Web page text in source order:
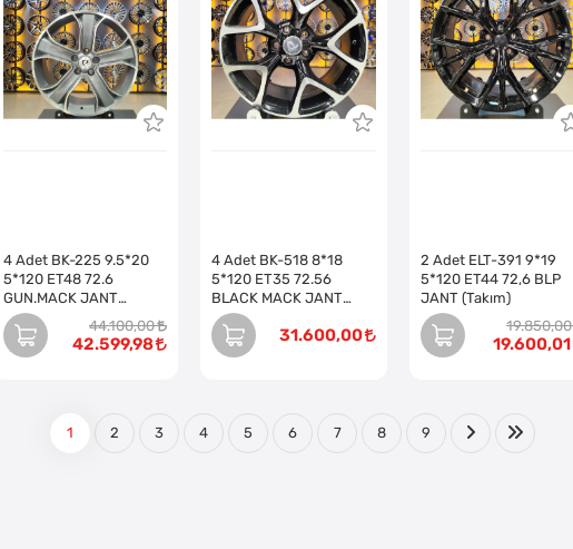
4 Adet BK-225 9.5*20
5*120 ET48 72.6
GUN.MACK JANT
(Takım)
44.100,00
42.599,98
4 Adet BK-518 8*18
5*120 ET35 72.56
BLACK MACK JANT
(Takım)
31.600,00
2 Adet ELT-391 9*19
5*120 ET44 72,6 BLP
JANT (Takım)
19.850,00
19.600,01
1 2 3 4 5 6 7 8 9